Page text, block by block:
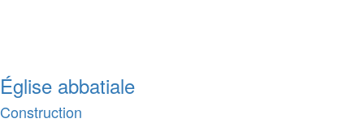
Église abbatiale
Construction